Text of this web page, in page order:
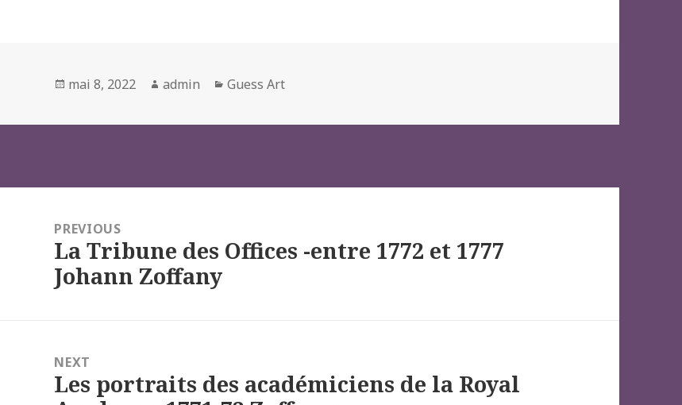
Posted
mai 8, 2022 Author
admin Categories
Guess Art
l’article
PREVIOUS
Previous
post:
La Tribune des Offices -entre 1772 et 1777
Johann Zoffany
NEXT
Next
Les portraits des académiciens de la Royal